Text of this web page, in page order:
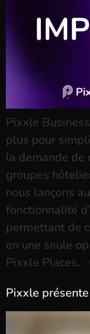
Pixxle
plus pour
la demande de
groupes
nous lançons
fonctionnalité
permettant de
en une seule
Pixxle Places.
Pixxle